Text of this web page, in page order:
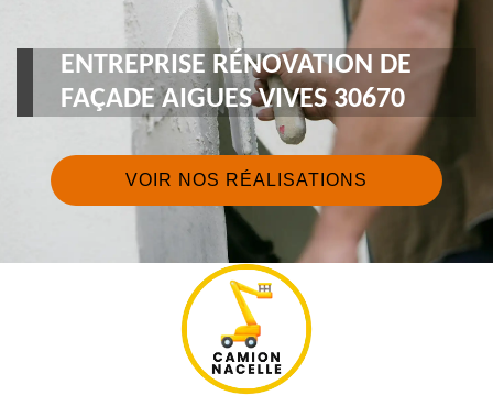
ENTREPRISE RÉNOVATION DE
FAÇADE AIGUES VIVES 30670
VOIR NOS RÉALISATIONS